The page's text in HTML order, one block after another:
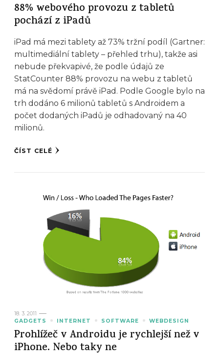
88% webového provozu z tabletů
pochází z iPadů
iPad má mezi tablety až 73% tržní podíl (Gartner:
multimediální tablety – přehled trhu), takže asi
nebude překvapivé, že podle údajů ze
StatCounter 88% provozu na webu z tabletů
má na svědomí právě iPad. Podle Google bylo na
trh dodáno 6 milionů tabletů s Androidem a
počet dodaných iPadů je odhadovaný na 40
milionů.
ČÍST CELÉ
18. 3. 2011
GADGETS
INTERNET SOFTWARE WEBDESIGN
Prohlížeč v Androidu je rychlejší než v
iPhone. Nebo taky ne